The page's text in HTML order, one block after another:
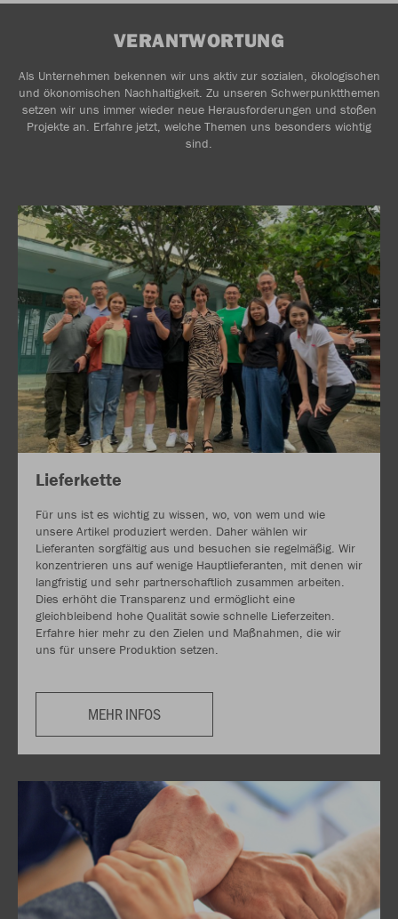
VERANTWORTUNG
Als Unternehmen bekennen wir uns aktiv zur sozialen, ökologischen
und ökonomischen Nachhaltigkeit. Zu unseren Schwerpunktthemen
setzen wir uns immer wieder neue Herausforderungen und stoßen
Projekte an. Erfahre jetzt, welche Themen uns besonders wichtig
sind.
Lieferkette
Für uns ist es wichtig zu wissen, wo, von wem und wie
unsere Artikel produziert werden. Daher wählen wir
Lieferanten sorgfältig aus und besuchen sie regelmäßig. Wir
konzentrieren uns auf wenige Hauptlieferanten, mit denen wir
langfristig und sehr partnerschaftlich zusammen arbeiten.
Dies erhöht die Transparenz und ermöglicht eine
gleichbleibend hohe Qualität sowie schnelle Lieferzeiten.
Erfahre hier mehr zu den Zielen und Maßnahmen, die wir
uns für unsere Produktion setzen.
MEHR INFOS